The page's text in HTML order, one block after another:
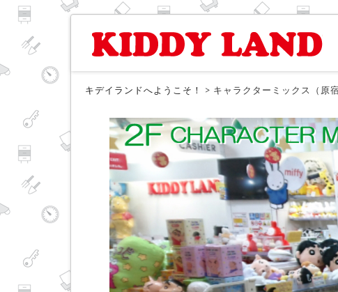
キデイランドへようこそ！ > キャラクターミックス（原